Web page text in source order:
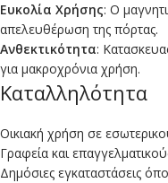
Ευκολία Χρήσης: Ο
απελευθέρωση της πόρτας.
Ανθεκτικότητα:
για μακροχρόνια χρήση.
Καταλληλότητα
Οικιακή χρήση σε
Γραφεία και
Δημόσιες εγκαταστάσεις